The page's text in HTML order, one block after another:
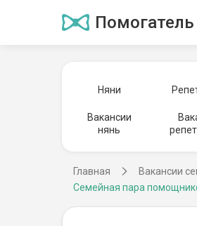
Помогатель
Няни
Вакансии
нянь
Главная Вакансии
Семейная пара